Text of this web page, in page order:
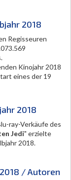
2018
Regisseuren
Kinojahr 2018
eines der 19
2018
ray-Verkäufe des
Jedi" erzielte
2018.
/ Autoren